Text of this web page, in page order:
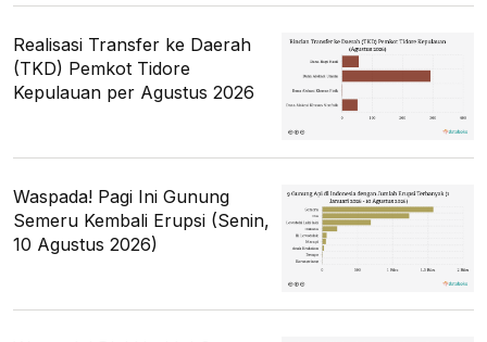
Realisasi Transfer ke Daerah
(TKD) Pemkot Tidore
Kepulauan per Agustus 2026
Waspada! Pagi Ini Gunung
Semeru Kembali Erupsi (Senin,
10 Agustus 2026)